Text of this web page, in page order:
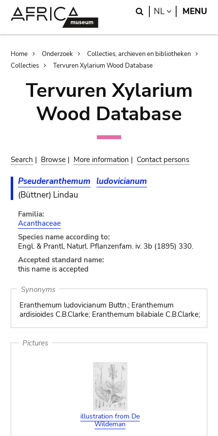
Search
NL LANGUAGE
MENU
Breadcrumb
Home Onderzoek
Collecties, archieven en bibliotheken
Collecties
Tervuren Xylarium Wood Database
Tervuren Xylarium
Wood Database
Search | Browse | More information | Contact persons
Pseuderanthemum
ludovicianum
(Büttner) Lindau
Familia:
Acanthaceae
Species name according to:
Engl. & Prantl, Naturl. Pflanzenfam. iv. 3b (1895) 330.
Accepted standard name:
this name is accepted
Synonyms
Eranthemum ludovicianum Buttn.; Eranthemum
ardisioides C.B.Clarke; Eranthemum bilabiale C.B.Clarke;
Pictures
illustration from De
Wildeman